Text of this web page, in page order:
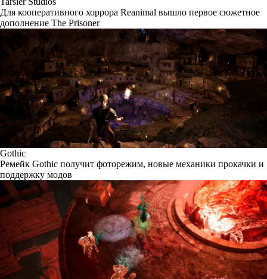
Для кооперативного хоррора Reanimal вышло первое сюжетное
дополнение The Prisoner
Gothic
Ремейк Gothic получит фоторежим, новые механики прокачки и
поддержку модов